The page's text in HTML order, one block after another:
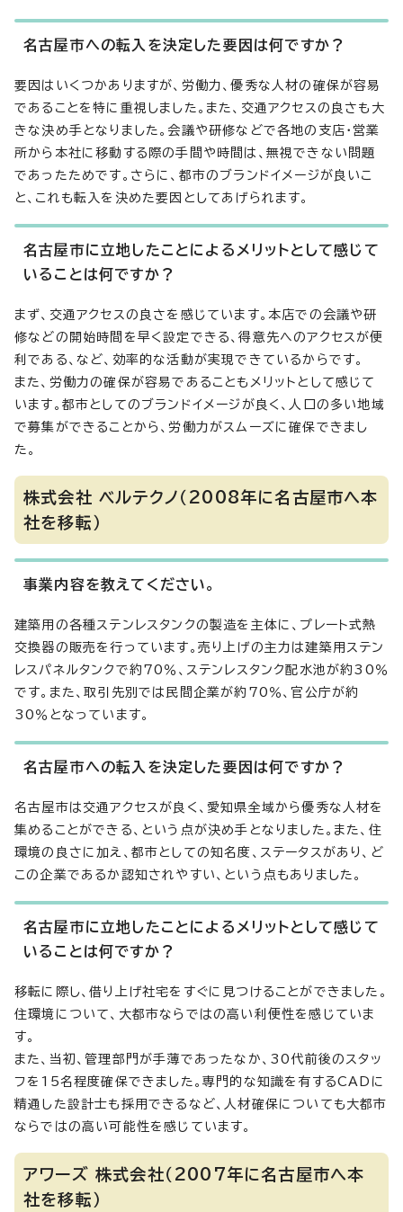
名古屋市への転入を決定した要因は何ですか？
要因はいくつかありますが、労働力、優秀な人材の確保が容易
であることを特に重視しました。また、交通アクセスの良さも大
きな決め手となりました。会議や研修などで各地の支店・営業
所から本社に移動する際の手間や時間は、無視できない問題
であったためです。さらに、都市のブランドイメージが良いこ
と、これも転入を決めた要因としてあげられます。
名古屋市に立地したことによるメリットとして感じて
いることは何ですか？
まず、交通アクセスの良さを感じています。本店での会議や研
修などの開始時間を早く設定できる、得意先へのアクセスが便
利である、など、効率的な活動が実現できているからです。
また、労働力の確保が容易であることもメリットとして感じて
います。都市としてのブランドイメージが良く、人口の多い地域
で募集ができることから、労働力がスムーズに確保できまし
た。
株式会社 ベルテクノ（2008年に名古屋市へ本
社を移転）
事業内容を教えてください。
建築用の各種ステンレスタンクの製造を主体に、プレート式熱
交換器の販売を行っています。売り上げの主力は建築用ステン
レスパネルタンクで約70％、ステンレスタンク配水池が約30％
です。また、取引先別では民間企業が約70％、官公庁が約
30％となっています。
名古屋市への転入を決定した要因は何ですか？
名古屋市は交通アクセスが良く、愛知県全域から優秀な人材を
集めることができる、という点が決め手となりました。また、住
環境の良さに加え、都市としての知名度、ステータスがあり、ど
この企業であるか認知されやすい、という点もありました。
名古屋市に立地したことによるメリットとして感じて
いることは何ですか？
移転に際し、借り上げ社宅をすぐに見つけることができました。
住環境について、大都市ならではの高い利便性を感じていま
す。
また、当初、管理部門が手薄であったなか、30代前後のスタッ
フを15名程度確保できました。専門的な知識を有するCADに
精通した設計士も採用できるなど、人材確保についても大都市
ならではの高い可能性を感じています。
アワーズ 株式会社（2007年に名古屋市へ本
社を移転）